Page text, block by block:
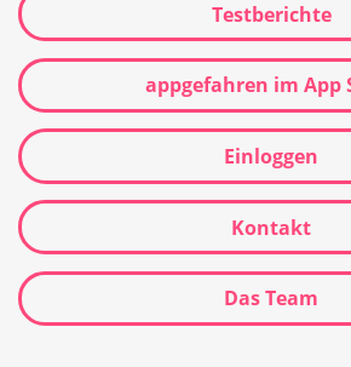
Testberichte
appgefahren im App
Einloggen
Kontakt
Das Team